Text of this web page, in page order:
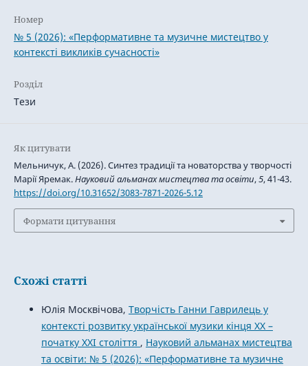
Номер
№ 5 (2026): «Перформативне та музичне мистецтво у
контексті викликів сучасності»
Розділ
Тези
Як цитувати
Мельничук, А. (2026). Синтез традиції та новаторства у творчості
Марії Яремак.Науковий альманах мистецтва та освіти,5, 41-43.
https://doi.org/10.31652/3083-7871-2026-5.12
Формати цитування
Схожі статті
Юлія Москвічова, Творчість Ганни Гаврилець у
контексті розвитку української музики кінця ХХ –
початку ХХІ століття , Науковий альманах мистецтва
та освіти: № 5 (2026): «Перформативне та музичне